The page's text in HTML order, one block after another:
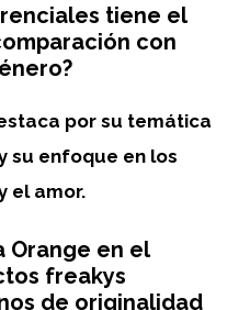
tiene el
con
por su temática
su enfoque en los
el amor.
Orange en el
freakys
de originalidad